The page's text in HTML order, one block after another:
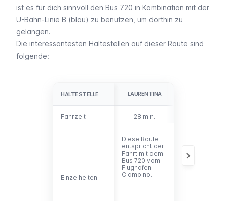
ist es für dich sinnvoll den Bus 720 in Kombination mit der
U-Bahn-Linie B (blau) zu benutzen, um dorthin zu
gelangen.
Die interessantesten Haltestellen auf dieser Route sind
folgende:
HALTESTELLE
Fahrzeit
Einzelheiten
HALTESTELLE LAURENTINA
Fahrzeit 28 min.
Einzelheiten
Diese Route
entspricht der
Fahrt mit dem
Bus 720 vom
Flughafen
Ciampino.
Ostiense, von